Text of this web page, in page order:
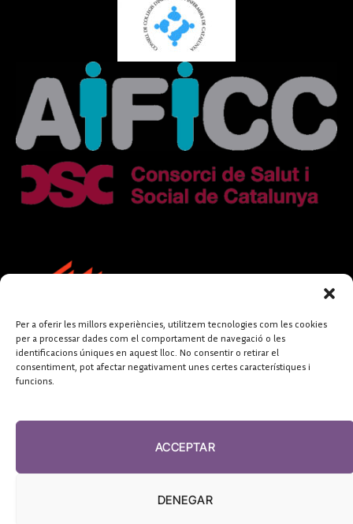
Per a oferir les millors experiències, utilitzem tecnologies com les cookies
per a processar dades com el comportament de navegació o les
identificacions úniques en aquest lloc. No consentir o retirar el
consentiment, pot afectar negativament unes certes característiques i
funcions.
ACCEPTAR
DENEGAR
FUNDACIÓ